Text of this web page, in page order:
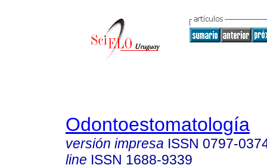
Odontoestomatología
versión impresa ISSN 0797-
line ISSN 1688-9339